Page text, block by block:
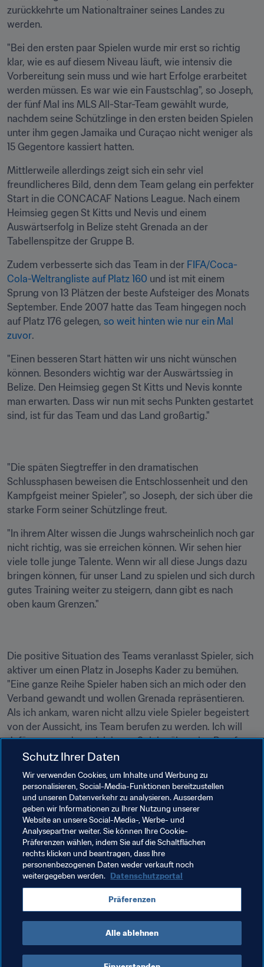
zurückkehrte um Nationaltrainer seines Landes zu
werden.
"Bei den ersten paar Spielen wurde mir erst so richtig
klar, wie es auf diesem Niveau läuft, wie intensiv die
Vorbereitung sein muss und wie hart Erfolge erarbeitet
werden müssen. Es war wie ein Faustschlag", so Joseph,
der fünf Mal ins MLS All-Star-Team gewählt wurde,
nachdem seine Schützlinge in den ersten beiden Spielen
unter ihm gegen Jamaika und Curaçao nicht weniger als
15 Gegentore kassiert hatten.
Mittlerweile allerdings zeigt sich ein sehr viel
freundlicheres Bild, denn dem Team gelang ein perfekter
Start in die CONCACAF Nations League. Nach einem
Heimsieg gegen St Kitts und Nevis und einem
Auswärtserfolg in Belize steht Grenada an der
Tabellenspitze der Gruppe B.
Zudem verbesserte sich das Team in der FIFA/Coca-
Cola-Weltrangliste auf Platz 160 und ist mit einem
Sprung von 13 Plätzen der beste Aufsteiger des Monats
September. Ende 2007 hatte das Team hingegen noch
auf Platz 176 gelegen, so weit hinten wie nur ein Mal
zuvor.
"Einen besseren Start hätten wir uns nicht wünschen
können. Besonders wichtig war der Auswärtssieg in
Belize. Den Heimsieg gegen St Kitts und Nevis konnte
man erwarten. Dass wir nun mit sechs Punkten gestartet
sind, ist für das Team und das Land großartig."
"Die späten Siegtreffer in den dramatischen
Schlussphasen beweisen die Entschlossenheit und den
Kampfgeist meiner Spieler", so Joseph, der sich über die
starke Form seiner Schützlinge freut.
"In ihrem Alter wissen die Jungs wahrscheinlich noch gar
nicht richtig, was sie erreichen können. Wir sehen hier
viele tolle junge Talente. Wenn wir all diese Jungs dazu
bringen können, für unser Land zu spielen und sich durch
gutes Training weiter zu steigern, dann gibt es nach
oben kaum Grenzen."
Die positive Situation des Teams veranlasst Spieler, sich
aktiver um einen Platz in Josephs Kader zu bemühen.
"Eine ganze Reihe Spieler haben sich an mich oder den
Verband gewandt und wollen Grenada repräsentieren.
Als ich ankam, waren nicht allzu viele Spieler begeistert
von der Aussicht, ins Team berufen zu werden. Ich will
dafür sorgen, dass sich junge Spieler über eine Berufung
freuen und dies ihren Erfolgshunger weckt. Das sind
erstmal nur kleine Ziele, aber in meinen Augen sind sie
sehr wichtig."
Geht man nach der aktuellen Situation, stehen die
Zeichen dafür mehr als gut.
Verwandte Themen
Weltrangliste (Männer) FIFA-Weltrangliste
Grenada
Schutz Ihrer Daten
Wir verwenden Cookies, um Inhalte und Werbung zu
personalisieren, Social-Media-Funktionen bereitzustellen
und unseren Datenverkehr zu analysieren. Ausserdem
geben wir Informationen zu Ihrer Nutzung unserer
Website an unsere Social-Media-, Werbe- und
Analysepartner weiter. Sie können Ihre Cookie-
Präferenzen wählen, indem Sie auf die Schaltflächen
rechts klicken und beantragen, dass Ihre
personenbezogenen Daten weder verkauft noch
weitergegeben werden. Datenschutzportal
Präferenzen
Alle ablehnen